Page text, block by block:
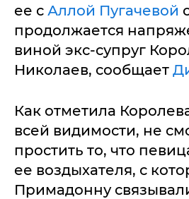
ее с Аллой Пугачевой
продолжается
виной экс-супруг
Николаев, сообщает
Как отметила
всей видимости, не
простить то, что
ее воздыхателя, с
Примадонну